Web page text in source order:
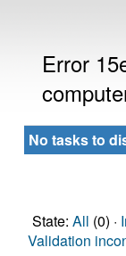
Error
No tasks to
State: All (0) ·
Validation